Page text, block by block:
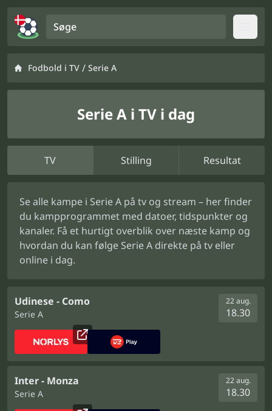
Fodbold i TV / Serie A
Serie A i TV i dag
TV Stilling Resultat
Se alle kampe i Serie A på tv og stream – her finder
du kampprogrammet med datoer, tidspunkter og
kanaler. Få et hurtigt overblik over næste kamp og
hvordan du kan følge Serie A direkte på tv eller
online i dag.
Udinese - Como
Serie A
22 aug.
18.30
Inter - Monza
Serie A
22 aug.
18.30